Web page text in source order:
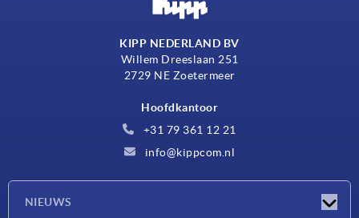
KIPP NEDERLAND BV
Willem Dreeslaan 251
2729 NE Zoetermeer
Hoofdkantoor
+31 79 361 12 21
info@kippcom.nl
NIEUWS